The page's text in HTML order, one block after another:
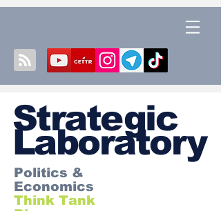
Strategic
Laboratory
Politics &
Economics
Think Tank